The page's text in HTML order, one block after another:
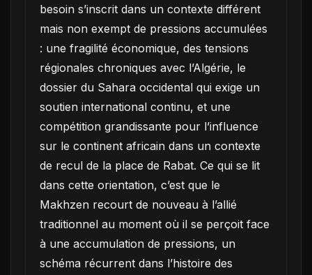
besoin s’inscrit dans un contexte différent
mais non exempt de pressions accumulées
: une fragilité économique, des tensions
régionales chroniques avec l’Algérie, le
dossier du Sahara occidental qui exige un
soutien international continu, et une
compétition grandissante pour l’influence
sur le continent africain dans un contexte
de recul de la place de Rabat. Ce qui se lit
dans cette orientation, c’est que le
Makhzen recourt de nouveau à l’allié
traditionnel au moment où il se perçoit face
à une accumulation de pressions, un
schéma récurrent dans l’histoire des